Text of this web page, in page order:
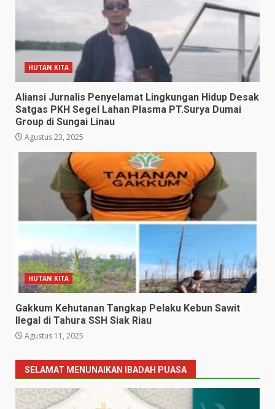
HUTAN KITA
Aliansi Jurnalis Penyelamat Lingkungan Hidup Desak
Satgas PKH Segel Lahan Plasma PT.Surya Dumai
Group di Sungai Linau
Agustus 23, 2025
HUTAN KITA
Gakkum Kehutanan Tangkap Pelaku Kebun Sawit
Ilegal di Tahura SSH Siak Riau
Agustus 11, 2025
SELAMAT MENUNAIKAN IBADAH PUASA